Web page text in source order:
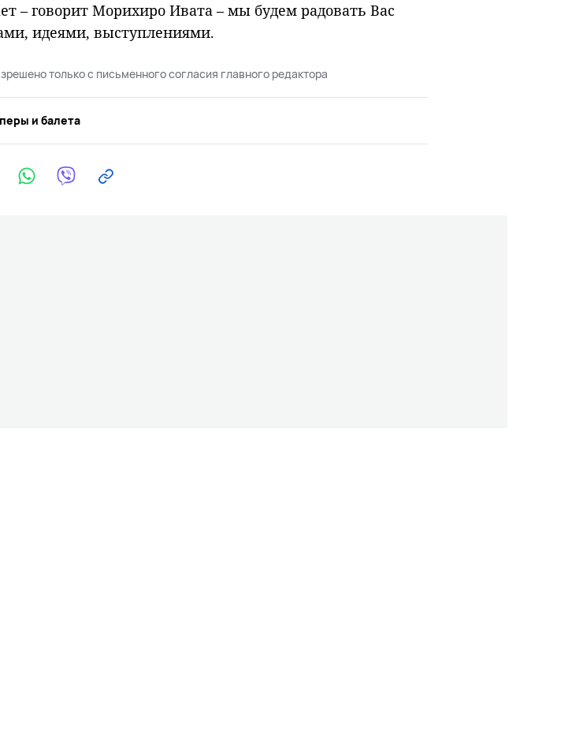
– говорит Морихиро Ивата – мы будем радовать Вас
идеями, выступлениями.
только с письменного согласия главного редактора
и балета